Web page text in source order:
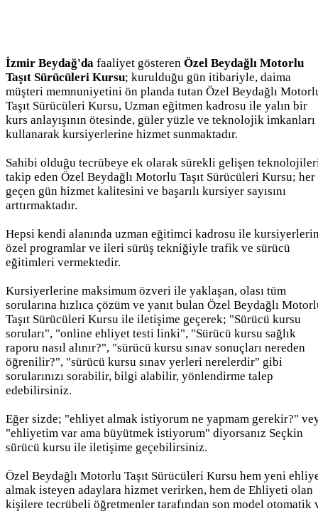
İzmir Beydağ'da faaliyet gösteren Özel Beydağlı Motorlu
Taşıt Sürücüleri Kursu; kurulduğu gün itibariyle, daima
müşteri memnuniyetini ön planda tutan Özel Beydağlı
Taşıt Sürücüleri Kursu, Uzman eğitmen kadrosu ile yalın bir
kurs anlayışının ötesinde, güler yüzle ve teknolojik imkanları
kullanarak kursiyerlerine hizmet sunmaktadır.
Sahibi olduğu tecrübeye ek olarak sürekli gelişen
takip eden Özel Beydağlı Motorlu Taşıt Sürücüleri Kursu; her
geçen gün hizmet kalitesini ve başarılı kursiyer sayısını
arttırmaktadır.
Hepsi kendi alanında uzman eğitimci kadrosu ile
özel programlar ve ileri sürüş tekniğiyle trafik ve sürücü
eğitimleri vermektedir.
Kursiyerlerine maksimum özveri ile yaklaşan, olası tüm
sorularına hızlıca çözüm ve yanıt bulan Özel Beydağlı
Taşıt Sürücüleri Kursu ile iletişime geçerek; "Sürücü kursu
soruları", "online ehliyet testi linki", "Sürücü kursu sağlık
raporu nasıl alınır?", "sürücü kursu sınav sonuçları nereden
öğrenilir?", "sürücü kursu sınav yerleri nerelerdir" gibi
sorularınızı sorabilir, bilgi alabilir, yönlendirme talep
edebilirsiniz.
Eğer sizde; "ehliyet almak istiyorum ne yapmam gerekir?"
"ehliyetim var ama büyütmek istiyorum" diyorsanız Seçkin
sürücü kursu ile iletişime geçebilirsiniz.
Özel Beydağlı Motorlu Taşıt Sürücüleri Kursu hem yeni
almak isteyen adaylara hizmet verirken, hem de Ehliyeti olan
kişilere tecrübeli öğretmenler tarafından son model otomatik